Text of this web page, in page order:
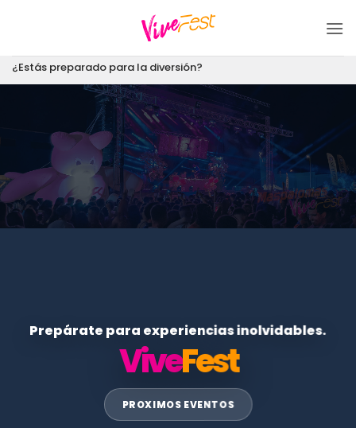
¿Estás preparado para la diversión?
Prepárate para experiencias inolvidables.
ViveFest
PROXIMOS EVENTOS